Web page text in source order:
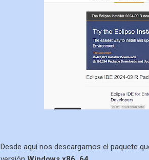
Desde aquí nos descargamos el paquete